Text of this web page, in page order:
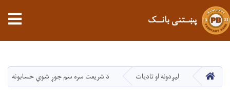
دانګل
پښـتنی بانــک
کور لیږدونه او تادیات د شریعت سره سم جوړ شوي حسابونه